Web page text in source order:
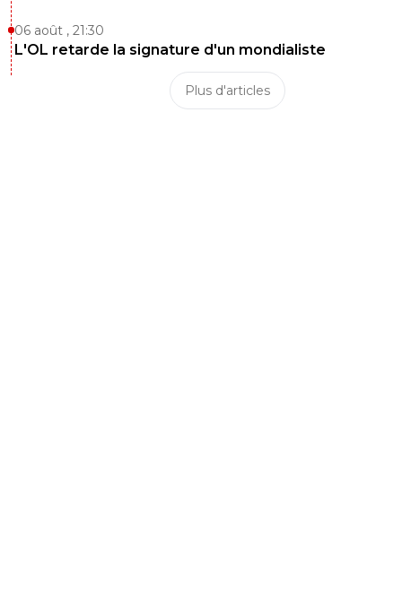
06 août , 21:30
L'OL retarde la signature d'un mondialiste
Plus d'articles